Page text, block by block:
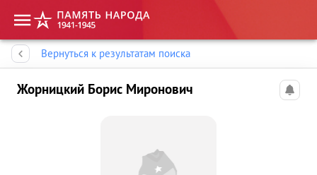
Вернуться к результатам поиска
Жорницкий Борис Миронович
Память народа